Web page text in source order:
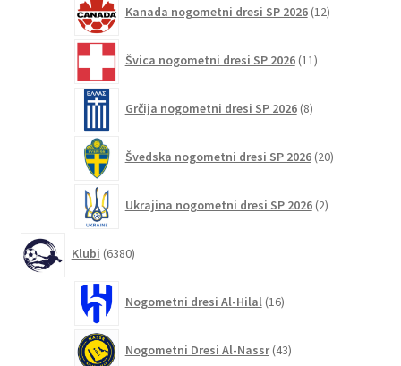
Kanada nogometni dresi SP 2026 12izdelkov
Švica nogometni dresi SP 2026 11izdelkov
Grčija nogometni dresi SP 2026 8izdelkov
Švedska nogometni dresi SP 2026 20izdelkov
Ukrajina nogometni dresi SP 2026 2izdelka
Klubi 6380izdelkov
Nogometni dresi Al-Hilal 16izdelkov
Nogometni Dresi Al-Nassr 43izdelkov